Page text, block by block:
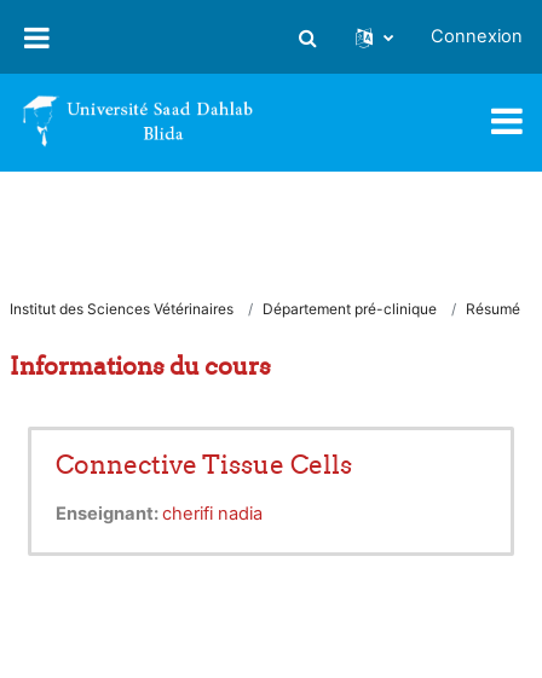
Activer/désactiver la saisie
Connexion
Institut des Sciences Vétérinaires Département pré-clinique Résumé
Informations du cours
Connective Tissue Cells
Enseignant:cherifi nadia